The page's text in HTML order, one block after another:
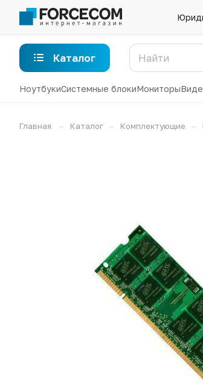
Каталог
НоутбукиСистемные блокиМониторы
Главная – Каталог – Комплектующие –